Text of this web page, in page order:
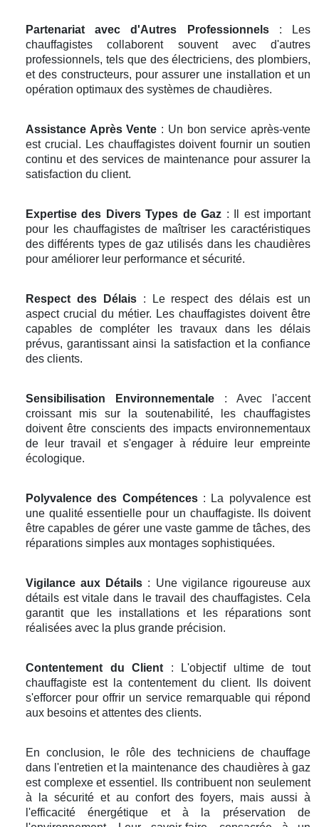
Partenariat avec d'Autres Professionnels: Les
chauffagistes collaborent souvent avec d'autres
professionnels, tels que des électriciens, des plombiers,
et des constructeurs, pour assurer une installation et un
opération optimaux des systèmes de chaudières.
Assistance Après Vente : Un bon service après-vente
est crucial. Les chauffagistes doivent fournir un soutien
continu et des services de maintenance pour assurer la
satisfaction du client.
Expertise des Divers Types de Gaz : Il est important
pour les chauffagistes de maîtriser les caractéristiques
des différents types de gaz utilisés dans les chaudières
pour améliorer leur performance et sécurité.
Respect des Délais: Le respect des délais est un
aspect crucial du métier. Les chauffagistes doivent être
capables de compléter les travaux dans les délais
prévus, garantissant ainsi la satisfaction et la confiance
des clients.
Sensibilisation Environnementale : Avec l'accent
croissant mis sur la soutenabilité, les chauffagistes
doivent être conscients des impacts environnementaux
de leur travail et s'engager à réduire leur empreinte
écologique.
Polyvalence des Compétences: La polyvalence est
une qualité essentielle pour un chauffagiste. Ils doivent
être capables de gérer une vaste gamme de tâches, des
réparations simples aux montages sophistiquées.
Vigilance aux Détails : Une vigilance rigoureuse aux
détails est vitale dans le travail des chauffagistes. Cela
garantit que les installations et les réparations sont
réalisées avec la plus grande précision.
Contentement du Client: L'objectif ultime de tout
chauffagiste est la contentement du client. Ils doivent
s'efforcer pour offrir un service remarquable qui répond
aux besoins et attentes des clients.
En conclusion, le rôle des techniciens de chauffage
dans l'entretien et la maintenance des chaudières à gaz
est complexe et essentiel. Ils contribuent non seulement
à la sécurité et au confort des foyers, mais aussi à
l'efficacité énergétique et à la préservation de